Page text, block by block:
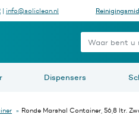
| info@soliclean.nl
Waar bent u naar op zoek?
Dispensers
» Ronde Marshal Container, 56,8 ltr.